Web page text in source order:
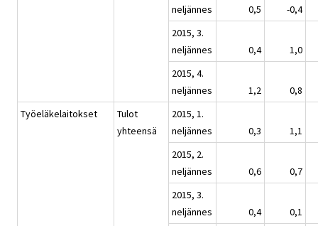
neljännes
0,5
-0,4
2015, 3.
neljännes
0,4
1,0
2015, 4.
neljännes
1,2
0,8
Työeläkelaitokset
Tulot
yhteensä
2015, 1.
neljännes
0,3
1,1
2015, 2.
neljännes
0,6
0,7
2015, 3.
neljännes
0,4
0,1